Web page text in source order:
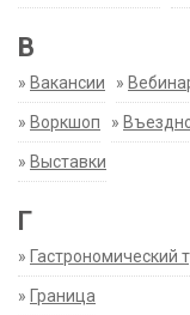
В
» Вакансии »
» Воркшоп »
» Выставки
Г
» Гастрономический
» Граница